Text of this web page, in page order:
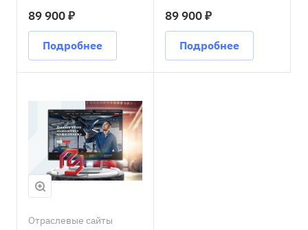
89 900 ₽
Подробнее
89 900 ₽
Подробнее
Отраслевые сайты